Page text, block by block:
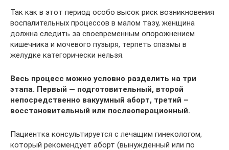
Так как в этот период особо высок риск возникновения
воспалительных процессов в малом тазу, женщина
должна следить за своевременным опорожнением
кишечника и мочевого пузыря, терпеть спазмы в
желудке категорически нельзя.
Весь процесс можно условно разделить на три
этапа. Первый — подготовительный, второй
непосредственно вакуумный аборт, третий –
восстановительный или послеоперационный.
Пациентка консультируется с лечащим гинекологом,
который рекомендует аборт (вынужденный или по